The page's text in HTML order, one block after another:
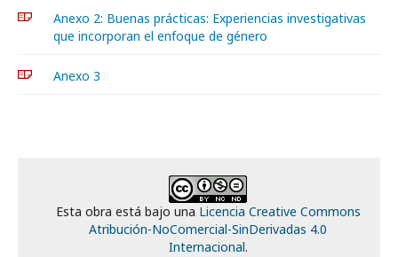
Anexo 2: Buenas prácticas: Experiencias investigativas
que incorporan el enfoque de género
Anexo 3
Esta obra está bajo una Licencia Creative Commons
Atribución-NoComercial-SinDerivadas 4.0
Internacional.